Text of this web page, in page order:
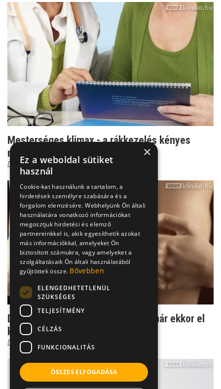
Mesterséges klimax - a rákkezelés kényes
mellékhatása
Dr. Szántó István
Dr. Bittner: az emlő önvizsgálatát már ekkor el
kell kezdeni
Dr. Bittner Nóra
×
Ez a weboldal sütiket
használ
Cookie-kat használunk a tartalom, a
hirdetések személyre szabására és a
forgalom elemzésére. Webhelyünk Ön általi
használatára vonatkozó információkat
megosztjuk hirdetési és elemző
partnereinkkel is, akik egyesíthetik azokat
más információkkal, amelyeket Ön
biztosított számukra, vagy amelyeket a
szolgáltatásaik Ön általi használatából
gyűjtöttek össze. Bővebben
ELENGEDHETETLENÜL
SZÜKSÉGES
TELJESÍTMÉNY
CÉLZÁS
FUNKCIONALITÁS
ÖSSZES ELFOGADÁSA